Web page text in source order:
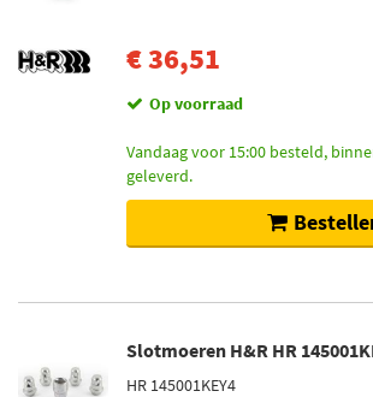
€ 36,51
Op voorraad
Vandaag voor 15:00 besteld,
geleverd.
Slotmoeren H&R HR
HR 145001KEY4